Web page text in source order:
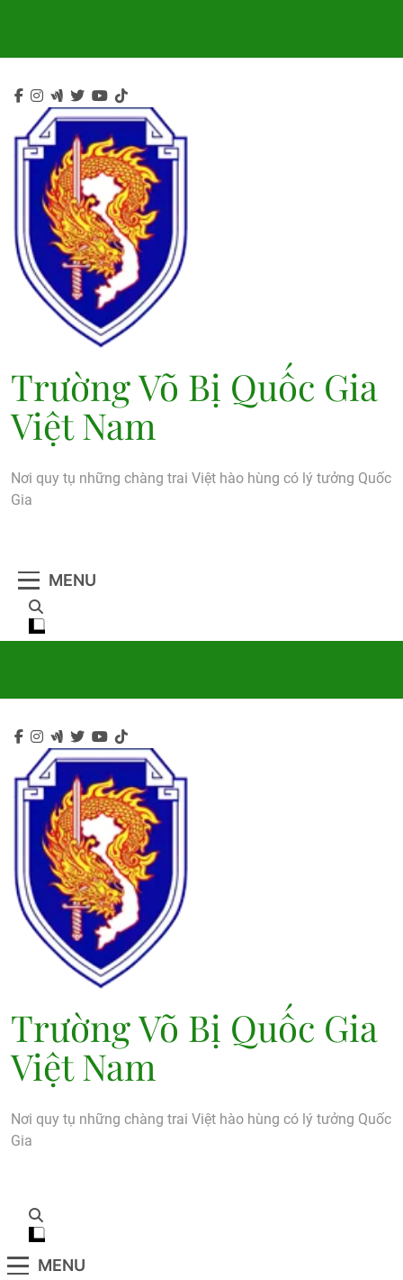
Trường Võ Bị Quốc Gia
Việt Nam
Nơi quy tụ những chàng trai Việt hào hùng có lý tưởng Quốc
Gia
MENU
Trường Võ Bị Quốc Gia
Việt Nam
Nơi quy tụ những chàng trai Việt hào hùng có lý tưởng Quốc
Gia
MENU